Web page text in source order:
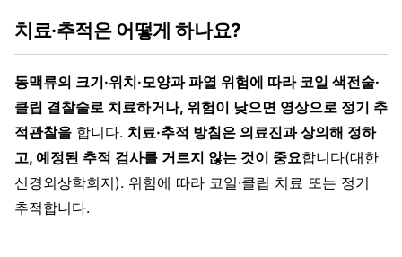
치료·추적은 어떻게 하나요?
동맥류의 크기·위치·모양과 파열 위험에 따라 코일 색전술·
클립 결찰술로 치료하거나, 위험이 낮으면 영상으로 정기 추
적관찰을 합니다. 치료·추적 방침은 의료진과 상의해 정하
고, 예정된 추적 검사를 거르지 않는 것이 중요합니다(대한
신경외상학회지). 위험에 따라 코일·클립 치료 또는 정기
추적합니다.